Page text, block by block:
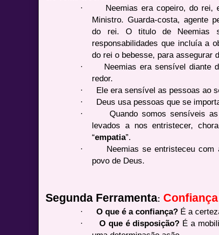
·
Neemias era copeiro, do rei,
Ministro. Guarda-costa, agente
do rei. O titulo de Neemias
responsabilidades que incluía a
do rei o bebesse, para assegurar
·
Neemias era sensível diante
redor.
·
Ele era sensível as pessoas ao
·
Deus usa pessoas que se
·
Quando somos sensíveis
levados a nos entristecer,
“empatia”.
·
Neemias se entristeceu
povo de Deus.
Segunda Ferramenta:
· O que é a confiança? É a
·
O que é disposição? É a